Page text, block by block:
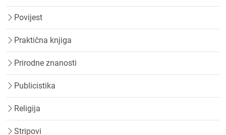
Povijest
Praktična knjiga
Prirodne znanosti
Publicistika
Religija
Stripovi